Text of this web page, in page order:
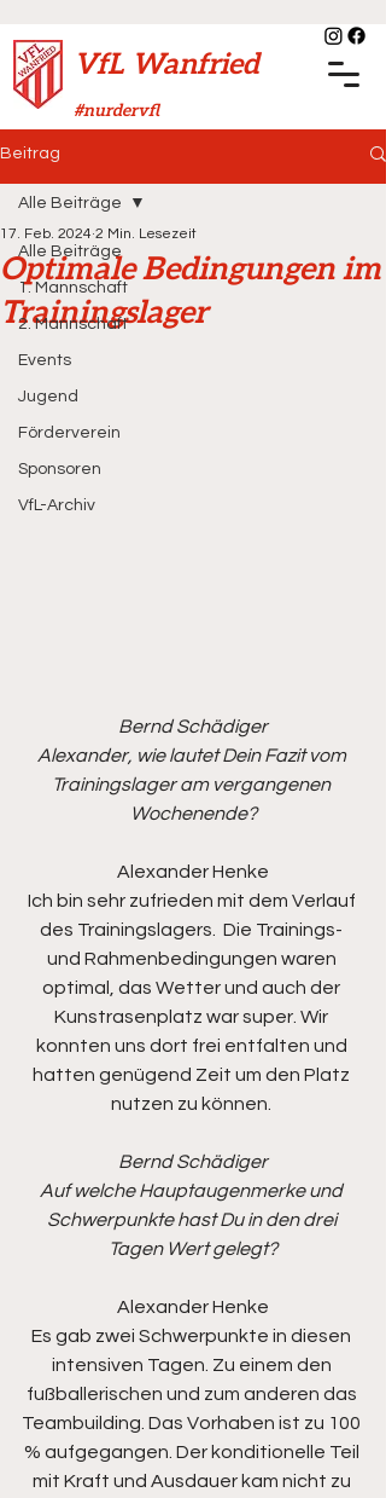
VfL Wanfried
#nurdervfl
Beitrag
Alle Beiträge
1. Mannschaft
2. Mannschaft
Events
Jugend
Förderverein
Sponsoren
VfL-Archiv
Alle Beiträge
Optimale Bedingungen im
Trainingslager
17. Feb. 2024 2 Min. Lesezeit
Bernd Schädiger
Alexander, wie lautet Dein Fazit vom
Trainingslager am vergangenen
Wochenende?
Alexander Henke
Ich bin sehr zufrieden mit dem Verlauf
des Trainingslagers.  Die Trainings-
und Rahmenbedingungen waren
optimal, das Wetter und auch der
Kunstrasenplatz war super. Wir
konnten uns dort frei entfalten und
hatten genügend Zeit um den Platz
nutzen zu können.
Bernd Schädiger
Auf welche Hauptaugenmerke und
Schwerpunkte hast Du in den drei
Tagen Wert gelegt?
Alexander Henke
Es gab zwei Schwerpunkte in diesen
intensiven Tagen. Zu einem den
fußballerischen und zum anderen das
Teambuilding. Das Vorhaben ist zu 100
% aufgegangen. Der konditionelle Teil
mit Kraft und Ausdauer kam nicht zu